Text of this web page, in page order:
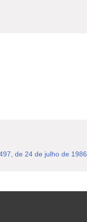
de 24 de julho de 1986